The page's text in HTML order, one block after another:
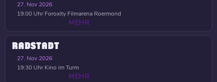
27. Nov 2026
19:00 Uhr Foroxity Filmarena Roermond
MEHR
RADSTADT
27. Nov 2026
19:30 Uhr Kino im Turm
MEHR